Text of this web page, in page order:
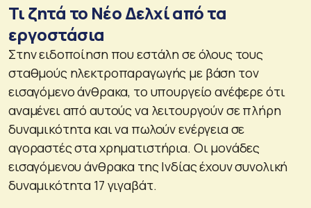
Τι ζητά το Νέο Δελχί από τα
εργοστάσια
Στην ειδοποίηση που εστάλη σε όλους τους
σταθμούς ηλεκτροπαραγωγής με βάση τον
εισαγόμενο άνθρακα, το υπουργείο ανέφερε ότι
αναμένει από αυτούς να λειτουργούν σε πλήρη
δυναμικότητα και να πωλούν ενέργεια σε
αγοραστές στα χρηματιστήρια. Οι μονάδες
εισαγόμενου άνθρακα της Ινδίας έχουν συνολική
δυναμικότητα 17 γιγαβάτ.